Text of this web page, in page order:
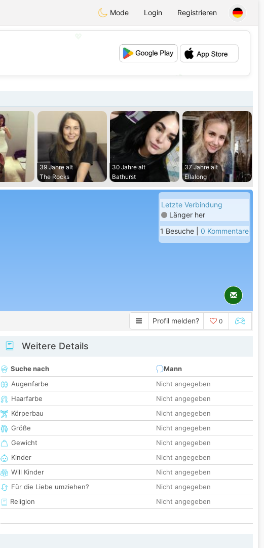
Mode Login Registrieren
39 Jahre alt
The Rocks
30 Jahre alt
Bathurst
37 Jahre alt
Ellalong
Letzte Verbindung
Länger her
1 Besuche | 0 Kommentare
Profil melden? 0
Weitere Details
Suche nach
Mann
Augenfarbe
Nicht angegeben
Haarfarbe
Nicht angegeben
Körperbau
Nicht angegeben
Größe
Nicht angegeben
Gewicht
Nicht angegeben
Kinder
Nicht angegeben
Will Kinder
Nicht angegeben
Für die Liebe umziehen?
Nicht angegeben
Religion
Nicht angegeben